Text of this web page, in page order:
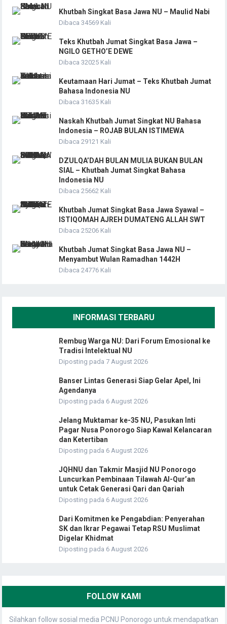
Khutbah Singkat Basa Jawa NU – Maulid Nabi
Dibaca 34569 Kali
Teks Khutbah Jumat Singkat Basa Jawa –
NGILO GETHO’E DEWE
Dibaca 32025 Kali
Keutamaan Hari Jumat – Teks Khutbah Jumat
Bahasa Indonesia NU
Dibaca 31635 Kali
Naskah Khutbah Jumat Singkat NU Bahasa
Indonesia – ROJAB BULAN ISTIMEWA
Dibaca 29121 Kali
DZULQA’DAH BULAN MULIA BUKAN BULAN
SIAL – Khutbah Jumat Singkat Bahasa
Indonesia NU
Dibaca 25662 Kali
Khutbah Jumat Singkat Basa Jawa Syawal –
ISTIQOMAH AJREH DUMATENG ALLAH SWT
Dibaca 25206 Kali
Khutbah Jumat Singkat Basa Jawa NU –
Menyambut Wulan Ramadhan 1442H
Dibaca 24776 Kali
INFORMASI TERBARU
Rembug Warga NU: Dari Forum Emosional ke
Tradisi Intelektual NU
Diposting pada 7 August 2026
Banser Lintas Generasi Siap Gelar Apel, Ini
Agendanya
Diposting pada 6 August 2026
Jelang Muktamar ke-35 NU, Pasukan Inti
Pagar Nusa Ponorogo Siap Kawal Kelancaran
dan Ketertiban
Diposting pada 6 August 2026
JQHNU dan Takmir Masjid NU Ponorogo
Luncurkan Pembinaan Tilawah Al-Qur’an
untuk Cetak Generasi Qari dan Qariah
Diposting pada 6 August 2026
Dari Komitmen ke Pengabdian: Penyerahan
SK dan Ikrar Pegawai Tetap RSU Muslimat
Digelar Khidmat
Diposting pada 6 August 2026
FOLLOW KAMI
Silahkan follow sosial media PCNU Ponorogo untuk mendapatkan